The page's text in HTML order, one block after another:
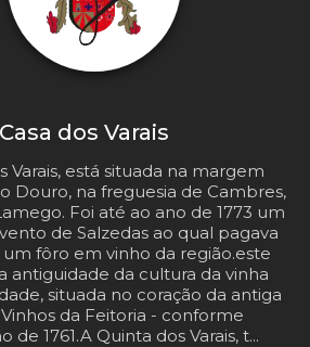
Casa dos Varais
Varais, está situada na margem
Douro, na freguesia de Cambres,
Foi até ao ano de 1773 um
de Salzedas ao qual pagava
fôro em vinho da região.este
antiguidade da cultura da vinha
situada no coração da antiga
da Feitoria - conforme
de 1761.A Quinta dos Varais, t...